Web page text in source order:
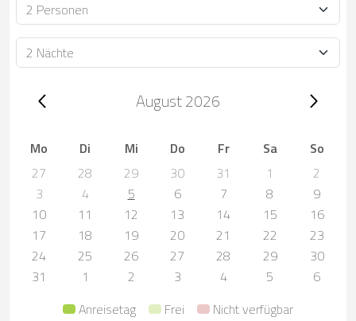
Personen
Dauer
Trip dates, August 2026August 2026
Mo Di Mi Do Fr Sa
So
27
28 29 30 31 1
2
3
4 5 6 7 8
9
10
11 12 13 14 15
16
17
18 19 20 21 22
23
24
25 26 27 28 29
30
31
1 2 3 4 5
6
Anreisetag
Frei Nicht verfügbar